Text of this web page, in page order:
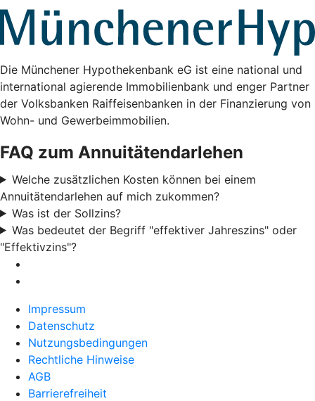
Die Münchener Hypothekenbank eG ist eine national und
international agierende Immobilienbank und enger Partner
der Volksbanken Raiffeisenbanken in der Finanzierung von
Wohn- und Gewerbeimmobilien.
FAQ zum Annuitätendarlehen
Welche zusätzlichen Kosten können bei einem
Annuitätendarlehen auf mich zukommen?
Was ist der Sollzins?
Was bedeutet der Begriff "effektiver Jahreszins" oder
"Effektivzins"?
Impressum
Datenschutz
Nutzungsbedingungen
Rechtliche Hinweise
AGB
Barrierefreiheit